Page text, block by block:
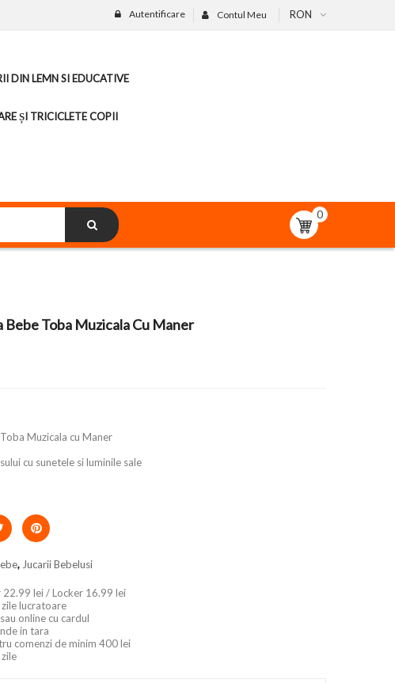
RON
Contul Meu
Autentificare
DIN LEMN SI EDUCATIVE
ȘI TRICICLETE COPII
0
Toba Muzicala Cu Maner
Muzicala cu Maner
cu sunetele si luminile sale
, Jucarii Bebelusi
lei / Locker 16.99 lei
lucratoare
online cu cardul
in tara
comenzi de minim 400 lei